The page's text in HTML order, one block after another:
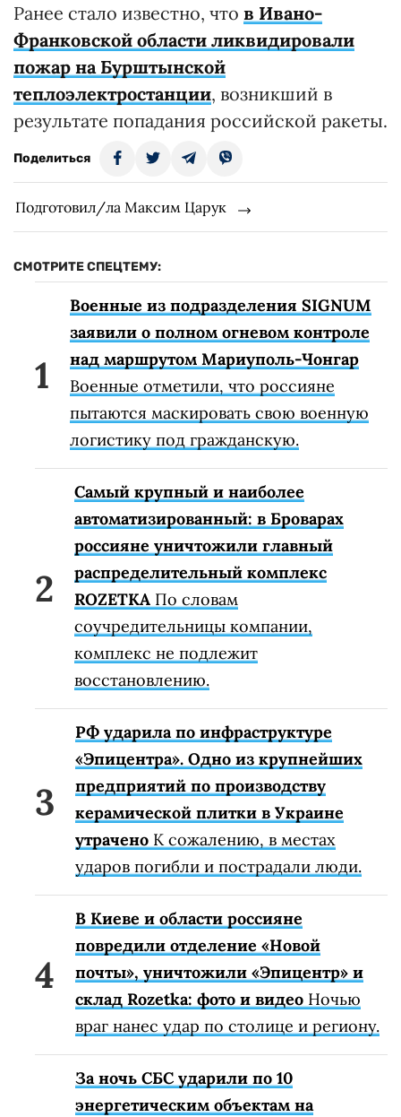
Ранее стало известно, что в Ивано-
Франковской области ликвидировали
пожар на Бурштынской
теплоэлектростанции, возникший в
результате попадания российской ракеты.
Поделиться
Подготовил/ла Максим Царук
СМОТРИТЕ СПЕЦТЕМУ:
Военные из подразделения SIGNUM
заявили о полном огневом контроле
над маршрутом Мариуполь-Чонгар
Военные отметили, что россияне
пытаются маскировать свою военную
логистику под гражданскую.
Самый крупный и наиболее
автоматизированный: в Броварах
россияне уничтожили главный
распределительный комплекс
ROZETKA По словам
соучредительницы компании,
комплекс не подлежит
восстановлению.
РФ ударила по инфраструктуре
«Эпицентра». Одно из крупнейших
предприятий по производству
керамической плитки в Украине
утрачено К сожалению, в местах
ударов погибли и пострадали люди.
В Киеве и области россияне
повредили отделение «Новой
почты», уничтожили «Эпицентр» и
склад Rozetka: фото и видео Ночью
враг нанес удар по столице и региону.
За ночь СБС ударили по 10
энергетическим объектам на